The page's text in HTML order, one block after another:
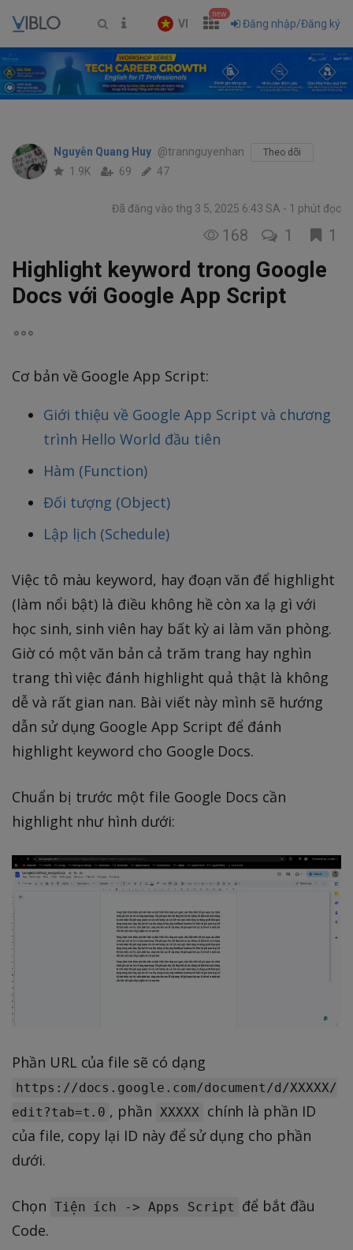
VI
new
Đăng nhập/Đăng ký
Nguyễn Quang Huy @trannguyenhan Theo dõi
1.9K 69 47
Đã đăng vào thg 3 5, 2025 6:43 SA 1 phút đọc
168 1 1
Highlight keyword trong Google
Docs với Google App Script
Cơ bản về Google App Script:
Giới thiệu về Google App Script và chương
trình Hello World đầu tiên
Hàm (Function)
Đối tượng (Object)
Lập lịch (Schedule)
Việc tô màu keyword, hay đoạn văn để highlight
(làm nổi bật) là điều không hề còn xa lạ gì với
học sinh, sinh viên hay bất kỳ ai làm văn phòng.
Giờ có một văn bản cả trăm trang hay nghìn
trang thì việc đánh highlight quả thật là không
dễ và rất gian nan. Bài viết này mình sẽ hướng
dẫn sử dụng Google App Script để đánh
highlight keyword cho Google Docs.
Chuẩn bị trước một file Google Docs cần
highlight như hình dưới:
Phần URL của file sẽ có dạng
https://docs.google.com/document/d/XXXXX/
edit?tab=t.0 , phần XXXXX
chính là phần ID
của file, copy lại ID này để sử dụng cho phần
dưới.
Chọn Tiện ích -> Apps Script
để bắt đầu
Code.